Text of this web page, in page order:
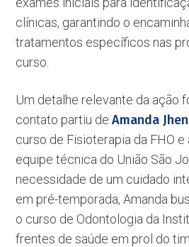
clínicas, garantindo o
tratamentos específicos nas
curso.
Um detalhe relevante da ação
contato partiu deAmanda
curso de Fisioterapia da FHO
equipe técnica do União São
necessidade de um cuidado
em pré-temporada, Amanda
o curso de Odontologia da
frentes de saúde em prol do